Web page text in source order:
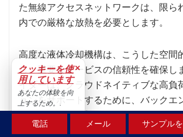
た無線アクセスネットワークは、限ら
内での厳格な放熱を必要とします。
高度な液体冷却機構は、こうした空間
し、重要なサービスの信頼性を確保し
イダーは、クラウドネイティブな高負
ョンをサポートするために、バックエ
トラクチャを刷新しています。データ
冷却市場は、エクサバイト規模の転送
電話 メール サンプル
クッキーを使
用しています
×
あなたの体験を向
上するため。.
受け入れる